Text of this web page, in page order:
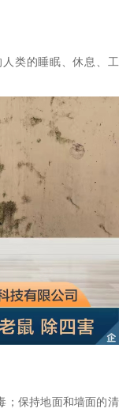
类的睡眠、休息、工
；保持地面和墙面的清